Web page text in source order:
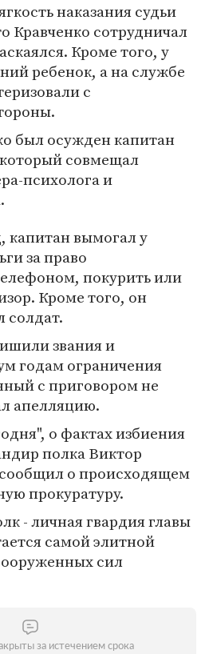
наказания судьи
Кравченко сотрудничал
Кроме того, у
ребенок, а на службе
с
был осужден капитан
совмещал
психолога и
капитан вымогал у
за право
покурить или
Кроме того, он
солдат.
звания и
годам ограничения
с приговором не
апелляцию.
о фактах избиения
полка Виктор
о происходящем
прокуратуру.
- личная гвардия главы
самой элитной
сил
за истечением срока